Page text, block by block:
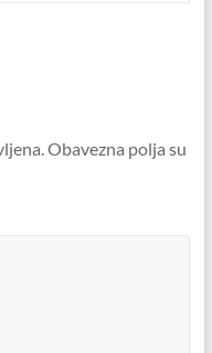
Obavezna polja su